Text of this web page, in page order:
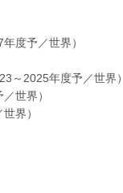
予／世界）
2025年度予／世界）
世界）
界）